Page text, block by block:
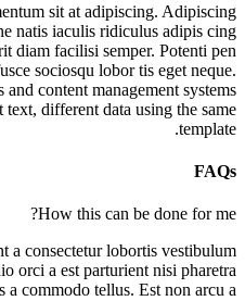
sit at adipiscing. Adipiscing
natis iaculis ridiculus adipis cing
diam facilisi semper. Potenti pen
sociosqu lobor tis eget neque.
content management systems
different data using the same
template.
FAQs
How this can be done for me?
a consectetur lobortis vestibulum
orci a est parturient nisi pharetra
a commodo tellus. Est non arcu a.